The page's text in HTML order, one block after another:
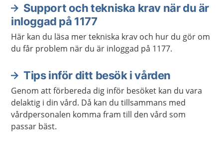
Support och tekniska krav när du är
inloggad på 1177
Här kan du läsa mer tekniska krav och hur du gör om
du får problem när du är inloggad på 1177.
Tips inför ditt besök i vården
Genom att förbereda dig inför besöket kan du vara
delaktig i din vård. Då kan du tillsammans med
vårdpersonalen komma fram till den vård som
passar bäst.